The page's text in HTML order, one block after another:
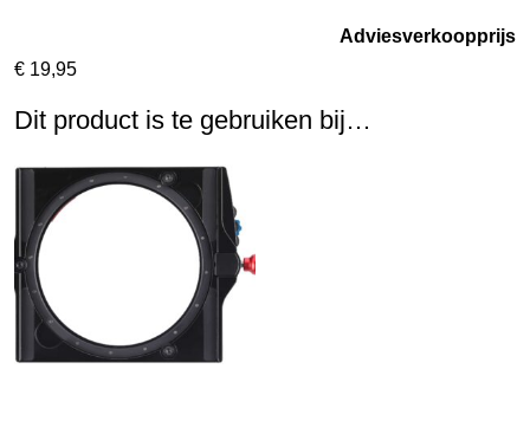
Adviesverkoopprijs
€ 19,95
Dit product is te gebruiken bij…